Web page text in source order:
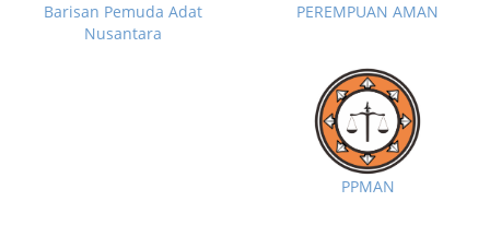
Barisan Pemuda Adat
Nusantara
PEREMPUAN AMAN
PPMAN